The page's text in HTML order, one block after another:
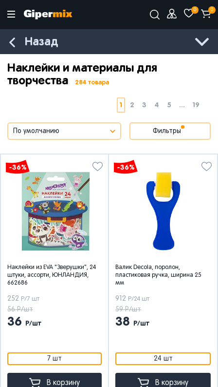
0 0
Назад
Наклейки и материалы для
творчества
284 товара
1 2 3 4 5 ... 19
Фильтры
-36%
Наклейки из EVA "Зверушки", 24
штуки, ассорти, ЮНЛАНДИЯ,
662686
252 Р/7 шт
56 Р/шт
36 Р/шт
7 шт
В корзину
-36%
Валик Decola, поролон,
плаcтиковая ручка, ширина 25
мм
912 Р/24 шт
59 Р/шт
38 Р/шт
24 шт
В корзину